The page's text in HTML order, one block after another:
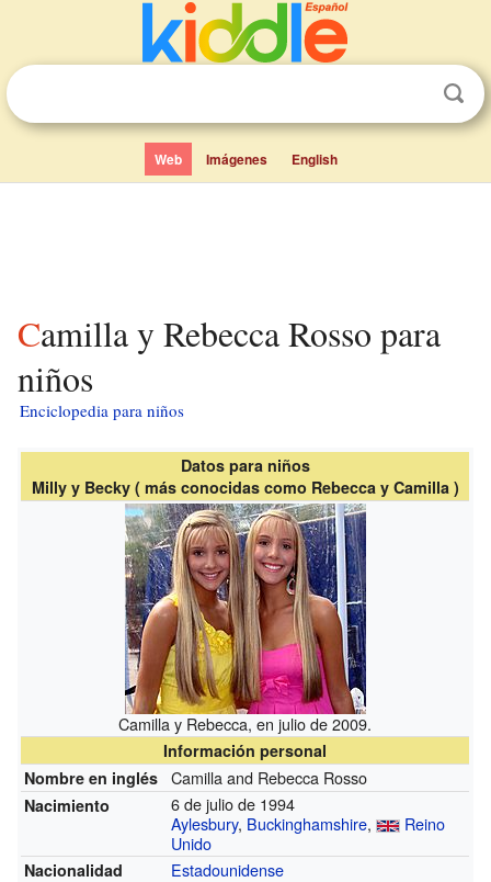
Web Imágenes English
Camilla y Rebecca Rosso para
niños
Enciclopedia para niños
Datos para niños
Milly y Becky ( más conocidas como Rebecca y Camilla )
Camilla y Rebecca, en julio de 2009.
Información personal
Nombre en inglés
Camilla and Rebecca Rosso
Nacimiento
6 de julio de 1994
Aylesbury, Buckinghamshire,
Reino
Unido
Nacionalidad Estadounidense